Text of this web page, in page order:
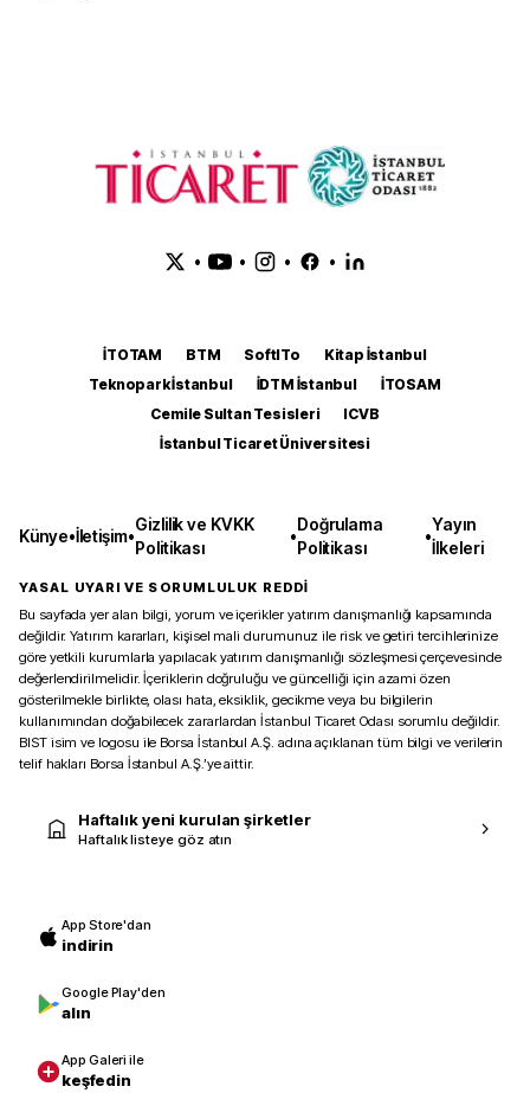
• • • •
İTOTAM BTM SoftITo
Kitap İstanbul
Teknopark İstanbul
İDTM İstanbul
İTOSAM
Cemile Sultan Tesisleri
ICVB
İstanbul Ticaret Üniversitesi
Künye•İletişim•
Gizlilik ve KVKK
Politikası
•
Doğrulama
Politikası
•
Yayın
İlkeleri
YASAL UYARI VE SORUMLULUK REDDİ
Bu sayfada yer alan bilgi, yorum ve içerikler yatırım danışmanlığı kapsamında
değildir. Yatırım kararları, kişisel mali durumunuz ile risk ve getiri tercihlerinize
göre yetkili kurumlarla yapılacak yatırım danışmanlığı sözleşmesi çerçevesinde
değerlendirilmelidir. İçeriklerin doğruluğu ve güncelliği için azami özen
gösterilmekle birlikte, olası hata, eksiklik, gecikme veya bu bilgilerin
kullanımından doğabilecek zararlardan İstanbul Ticaret Odası sorumlu değildir.
BIST isim ve logosu ile Borsa İstanbul A.Ş. adına açıklanan tüm bilgi ve verilerin
telif hakları Borsa İstanbul A.Ş.’ye aittir.
Haftalık yeni kurulan şirketler
Haftalık listeye göz atın
App Store'dan
indirin
Google Play'den
alın
App Galeri ile
keşfedin